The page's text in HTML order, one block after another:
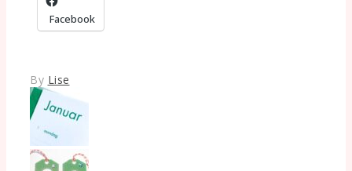
Facebook
By Lise